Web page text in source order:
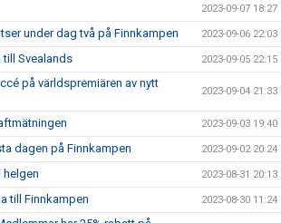
2023-09-07 18:27
under dag två på Finnkampen 2023-09-06 22:03
till Svealands 2023-09-05 22:15
på världspremiären av nytt
2023-09-04 21:33
2023-09-03 19:40
dagen på Finnkampen 2023-09-02 20:24
helgen 2023-08-31 20:13
till Finnkampen 2023-08-30 11:24